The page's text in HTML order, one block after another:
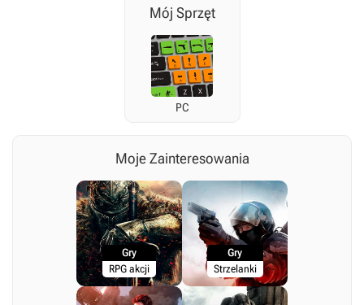
Mój Sprzęt
PC
Moje Zainteresowania
Gry
RPG akcji
Gry
Strzelanki